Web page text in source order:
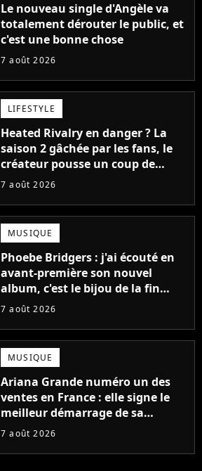
Le nouveau single d'Angèle va
totalement dérouter le public, et
c'est une bonne chose
7 août 2026
LIFESTYLE
Heated Rivalry en danger ? La
saison 2 gâchée par les fans, le
créateur pousse un coup de
gueule
7 août 2026
MUSIQUE
Phoebe Bridgers : j'ai écouté en
avant-première son nouvel
album, c'est le bijou de la fin
d'été
7 août 2026
MUSIQUE
Ariana Grande numéro un des
ventes en France : elle signe le
meilleur démarrage de sa
carrière avec son album Petal
7 août 2026